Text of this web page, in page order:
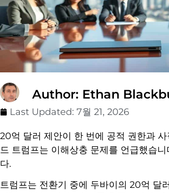
Author: Ethan
Last Updated: 7월 21, 2026
20억 달러 제안이 한 번에 공적 권한과
드 트럼프는 이해상충 문제를 언급했습
다.
트럼프는 전환기 중에 두바이의 20억 달